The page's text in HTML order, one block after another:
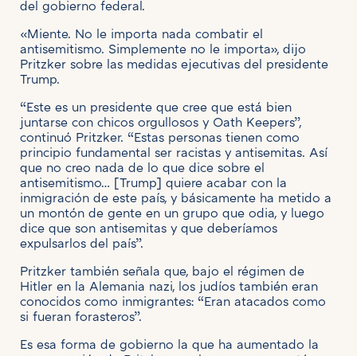
del gobierno federal.
«Miente. No le importa nada combatir el
antisemitismo. Simplemente no le importa», dijo
Pritzker sobre las medidas ejecutivas del presidente
Trump.
“Este es un presidente que cree que está bien
juntarse con chicos orgullosos y Oath Keepers”,
continuó Pritzker. “Estas personas tienen como
principio fundamental ser racistas y antisemitas. Así
que no creo nada de lo que dice sobre el
antisemitismo… [Trump] quiere acabar con la
inmigración de este país, y básicamente ha metido a
un montón de gente en un grupo que odia, y luego
dice que son antisemitas y que deberíamos
expulsarlos del país”.
Pritzker también señala que, bajo el régimen de
Hitler en la Alemania nazi, los judíos también eran
conocidos como inmigrantes: “Eran atacados como
si fueran forasteros”.
Es esa forma de gobierno la que ha aumentado la